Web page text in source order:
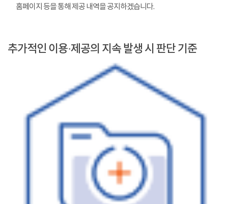
홈페이지 등을 통해 제공 내역을 공지하겠습니다.
추가적인 이용·제공의 지속 발생 시 판단 기준